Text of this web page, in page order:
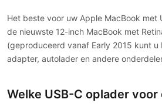
Het beste voor uw Apple MacBook met
de nieuwste 12-inch MacBook met
(geproduceerd vanaf Early 2015 kunt u
adapter, autolader en andere
Welke USB-C oplader voor